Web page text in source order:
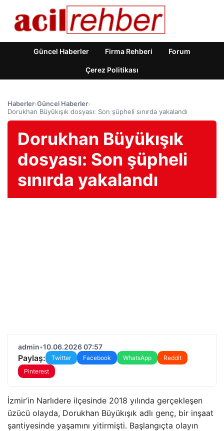
Güncel Haberler Firma Rehberi Forum
Çerez Politikası
Haberler›Güncel Haberler›
Dorukhan Büyükışık dosyası: Son şüpheli sınırda yakalandı
Dorukhan Büyükışık
dosyası: Son şüpheli
sınırda yakalandı
admin•10.06.2026 07:57
Paylaş: Twitter Facebook WhatsApp
Reddit
Pinterest
İzmir’in Narlıdere ilçesinde 2018 yılında gerçekleşen
üzücü olayda, Dorukhan Büyükışık adlı genç, bir inşaat
şantiyesinde yaşamını yitirmişti. Başlangıçta olayın